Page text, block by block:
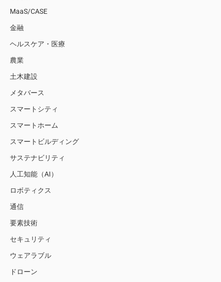
MaaS/CASE
金融
ヘルスケア・医療
農業
土木建設
メタバース
スマートシティ
スマートホーム
スマートビルディング
サステナビリティ
人工知能（AI）
ロボティクス
通信
要素技術
セキュリティ
ウェアラブル
ドローン